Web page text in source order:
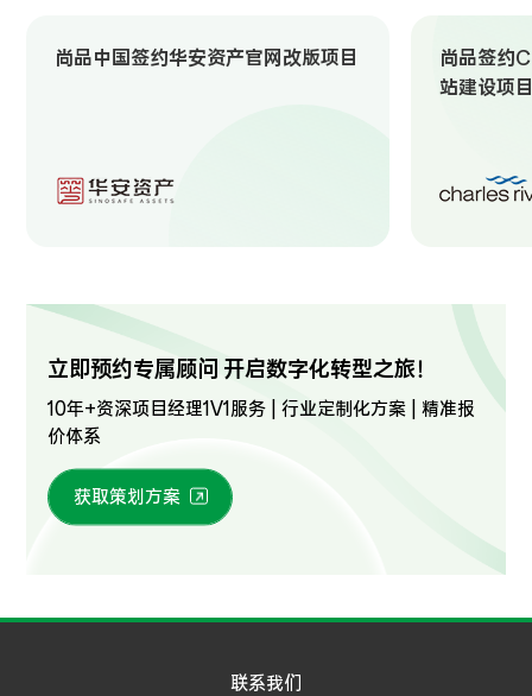
尚品中国签约华安资产官网改版项目
尚品签约
站建设项
立即预约专属顾问 开启数字化转型之旅！
10年+资深项目经理1V1服务 | 行业定制化方案 | 精准报
价体系
获取策划方案
联系我们